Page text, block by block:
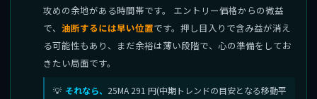
攻めの余地がある時間帯です。 エントリー価格からの微益
で、 油断するには早い位置です。押し目入りで含み益が消え
る可能性もあり、まだ余裕は薄い段階で、心の準備をしてお
きたい局面です。
それなら、 25MA 291 円(中期トレンドの目安となる移動平